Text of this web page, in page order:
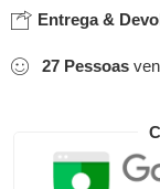
Entrega &
27 Pessoas